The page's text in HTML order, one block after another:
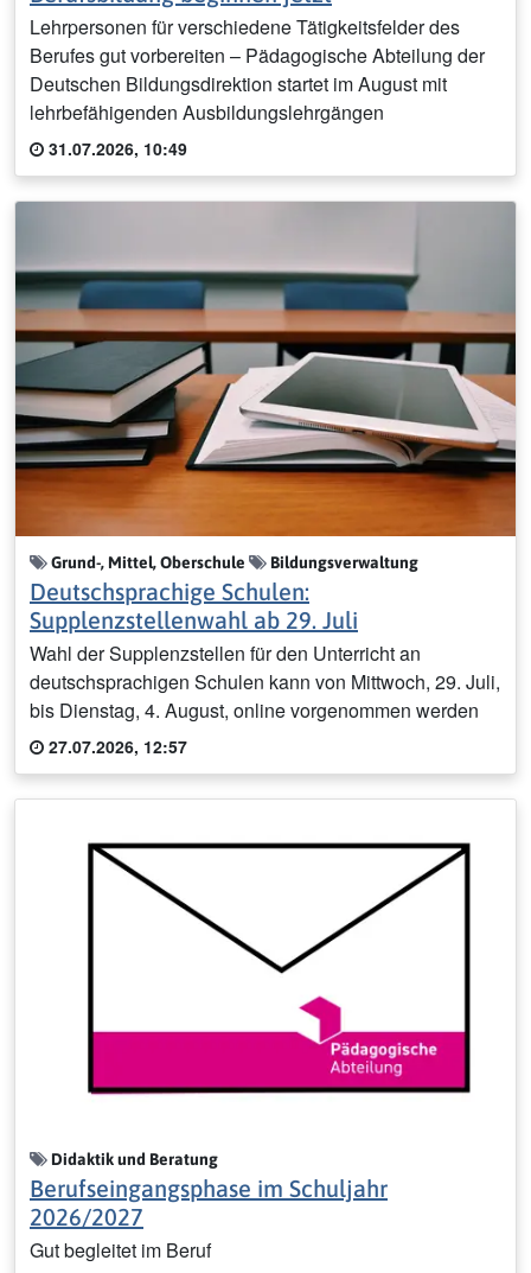
Lehrpersonen für verschiedene Tätigkeitsfelder des
Berufes gut vorbereiten – Pädagogische Abteilung der
Deutschen Bildungsdirektion startet im August mit
lehrbefähigenden Ausbildungslehrgängen
31.07.2026, 10:49
Grund-, Mittel, Oberschule Bildungsverwaltung
Deutschsprachige Schulen:
Supplenzstellenwahl ab 29. Juli
Wahl der Supplenzstellen für den Unterricht an
deutschsprachigen Schulen kann von Mittwoch, 29. Juli,
bis Dienstag, 4. August, online vorgenommen werden
27.07.2026, 12:57
Didaktik und Beratung
Berufseingangsphase im Schuljahr
2026/2027
Gut begleitet im Beruf